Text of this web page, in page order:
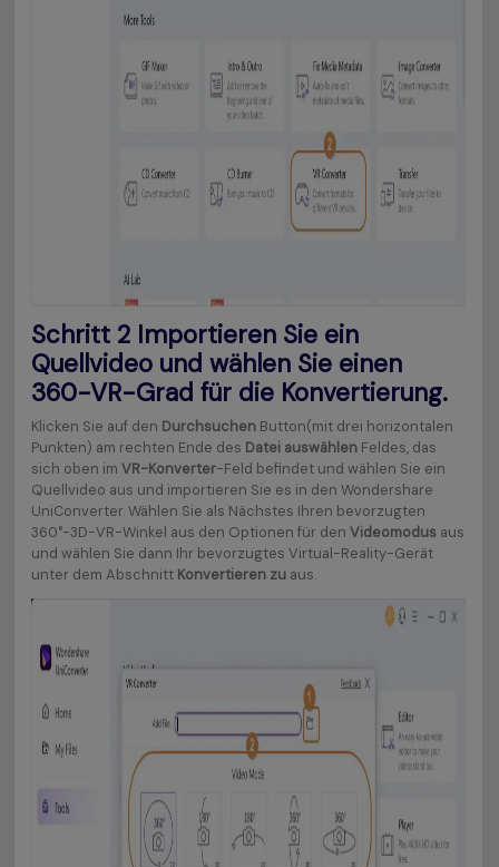
Schritt 2Importieren Sie ein
Quellvideo und wählen Sie einen
360-VR-Grad für die Konvertierung.
Klicken Sie auf den DurchsuchenButton(mit drei horizontalen
Punkten) am rechten Ende des Datei auswählenFeldes, das
sich oben im VR-Konverter-Feld befindet und wählen Sie ein
Quellvideo aus und importieren Sie es in den Wondershare
UniConverter. Wählen Sie als Nächstes Ihren bevorzugten
360°-3D-VR-Winkel aus den Optionen für den Videomodusaus
und wählen Sie dann Ihr bevorzugtes Virtual-Reality-Gerät
unter dem Abschnitt Konvertieren zuaus.